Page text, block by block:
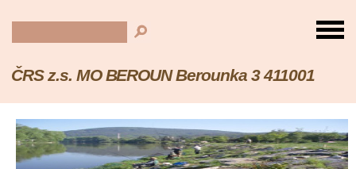
ČRS z.s. MO BEROUN Berounka 3 411001